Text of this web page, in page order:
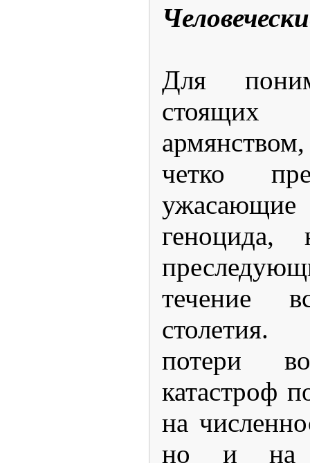
Для
стоящих
четко
ужасающие
течение
потери
катастроф
на
но и на